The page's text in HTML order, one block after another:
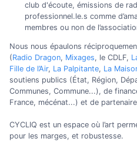
club d'écoute, émissions de
professionnel.le.s comme
membres ou non de
Nous nous épaulons
(Radio Dragon, Mixages, le CDLF,
Fille de l’Air, La Palpitante, La
soutiens publics (État, Région,
Communes, Commune...), de
France, mécénat...) et de
CYCLIQ est un espace où l’art
pour les marges, et robustesse.